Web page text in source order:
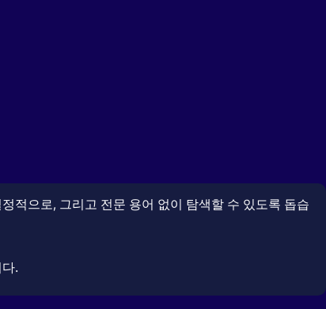
적으로, 그리고 전문 용어 없이 탐색할 수 있도록 돕습
.